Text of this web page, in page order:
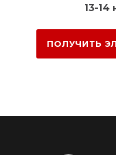
13-14
ПОЛУЧИТЬ